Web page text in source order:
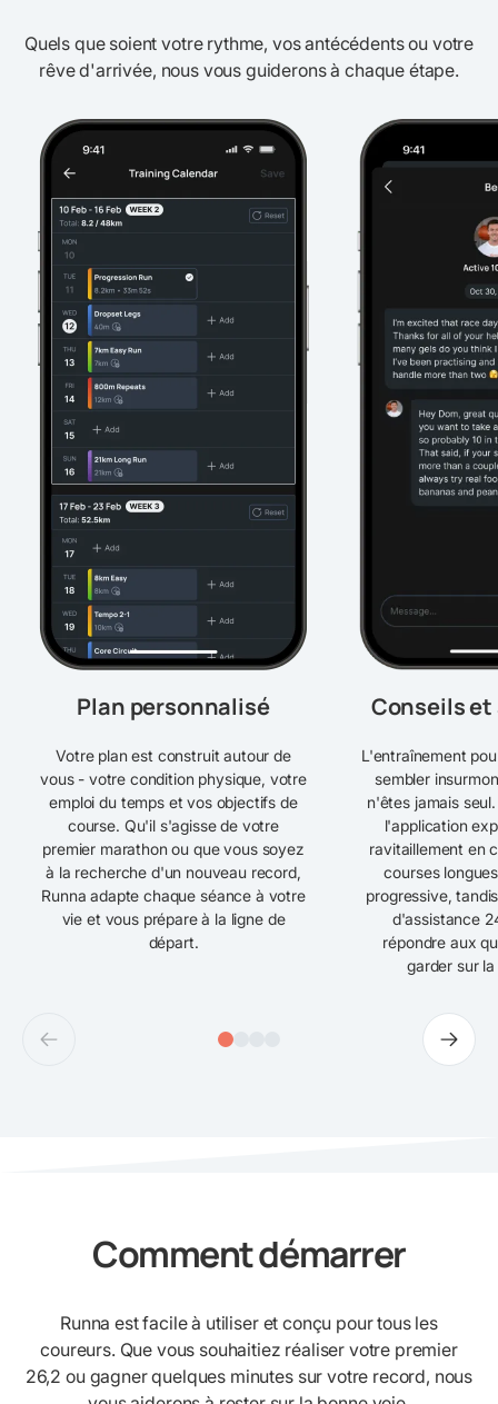
Quels que soient votre rythme, vos antécédents ou votre
rêve d'arrivée, nous vous guiderons à chaque étape.
Plan personnalisé
Votre plan est construit autour de
vous - votre condition physique, votre
emploi du temps et vos objectifs de
course. Qu'il s'agisse de votre
premier marathon ou que vous soyez
à la recherche d'un nouveau record,
Runna adapte chaque séance à votre
vie et vous prépare à la ligne de
départ.
Conseils
L'entraînement
sembler
n'êtes jamais
l'application
ravitaillement en
courses
progressive,
d'assistance
répondre aux
garder sur
Comment démarrer
Runna est facile à utiliser et conçu pour tous les
coureurs. Que vous souhaitiez réaliser votre premier
26,2 ou gagner quelques minutes sur votre record, nous